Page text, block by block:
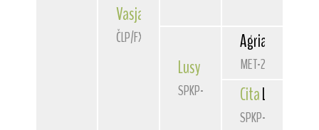
Vasja
ČLP/FXH/28952
LusyLemart
SPKP-2025
Agria
MET-2687
CitaLemart
SPKP-1981